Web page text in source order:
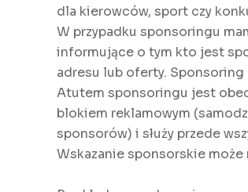
dla kierowców, sport czy
W przypadku sponsoringu
informujące o tym kto jest
adresu lub oferty.
Atutem sponsoringu jest
blokiem reklamowym
sponsorów) i służy przede
Wskazanie sponsorskie